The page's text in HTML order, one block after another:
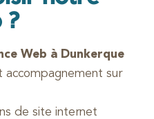
?
Web à Dunkerque
accompagnement sur
de site internet